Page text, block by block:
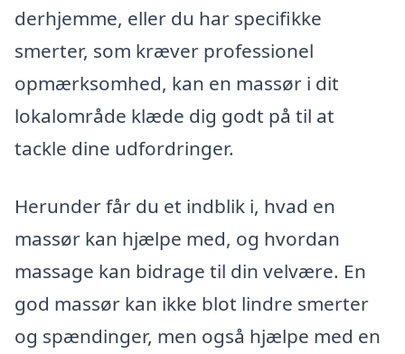
derhjemme, eller du har specifikke
smerter, som kræver professionel
opmærksomhed, kan en massør i dit
lokalområde klæde dig godt på til at
tackle dine udfordringer.
Herunder får du et indblik i, hvad en
massør kan hjælpe med, og hvordan
massage kan bidrage til din velvære. En
god massør kan ikke blot lindre smerter
og spændinger, men også hjælpe med en